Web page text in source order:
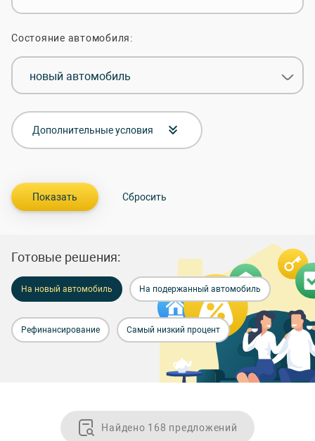
Состояние автомобиля:
новый автомобиль
Дополнительные условия
Готовые решения:
На новый автомобиль На подержанный автомобиль
Рефинансирование Самый низкий процент
Найдено 168 предложений